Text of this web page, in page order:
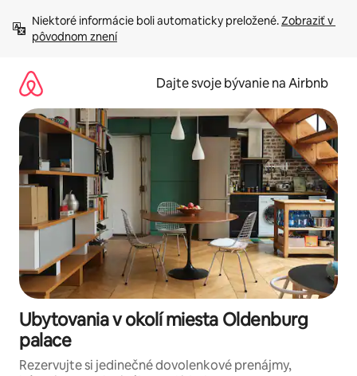
obsah.
Niektoré informácie boli automaticky preložené. Zobraziť v
pôvodnom znení
Dajte svoje bývanie na Airbnb
Ubytovania v okolí miesta Oldenburg
palace
Rezervujte si jedinečné dovolenkové prenájmy,